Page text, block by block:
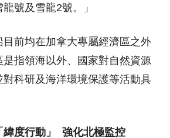
號及雪龍2號。」
前均在加拿大專屬經濟區之外
指領海以外、國家對自然資源
科研及海洋環境保護等活動具
度行動」 強化北極監控